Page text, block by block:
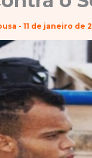
- 11 de janeiro de